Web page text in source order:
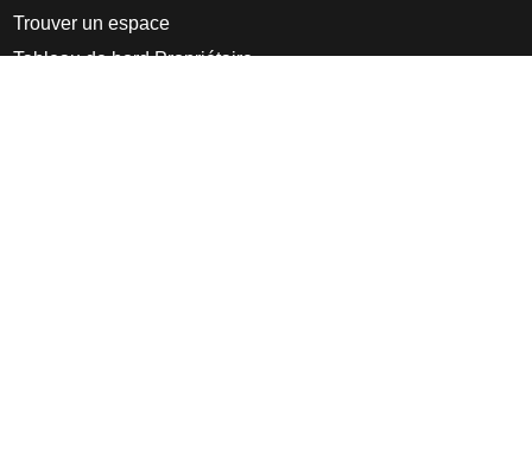
Trouver un espace
Tableau de bord Propriétaire